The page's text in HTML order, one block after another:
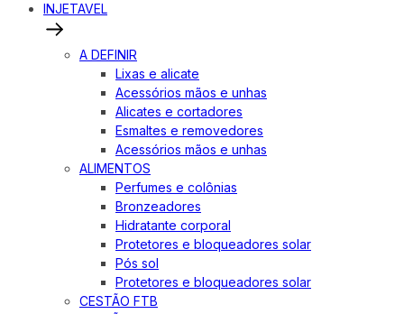
INJETAVEL
A DEFINIR
Lixas e alicate
Acessórios mãos e unhas
Alicates e cortadores
Esmaltes e removedores
Acessórios mãos e unhas
ALIMENTOS
Perfumes e colônias
Bronzeadores
Hidratante corporal
Protetores e bloqueadores solar
Pós sol
Protetores e bloqueadores solar
CESTÃO FTB